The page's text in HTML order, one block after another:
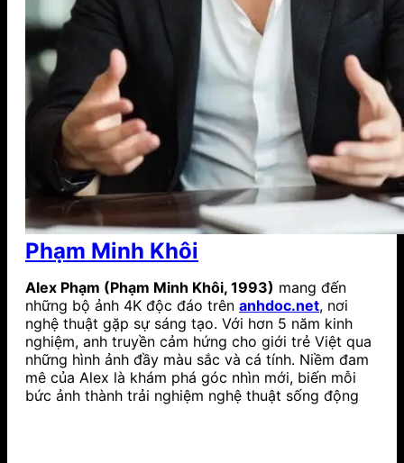
Phạm Minh Khôi
Alex Phạm (Phạm Minh Khôi, 1993) mang đến
những bộ ảnh 4K độc đáo trên anhdoc.net, nơi
nghệ thuật gặp sự sáng tạo. Với hơn 5 năm kinh
nghiệm, anh truyền cảm hứng cho giới trẻ Việt qua
những hình ảnh đầy màu sắc và cá tính. Niềm đam
mê của Alex là khám phá góc nhìn mới, biến mỗi
bức ảnh thành trải nghiệm nghệ thuật sống động